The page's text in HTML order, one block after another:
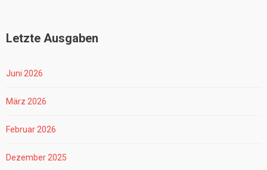
Letzte Ausgaben
Juni 2026
März 2026
Februar 2026
Dezember 2025